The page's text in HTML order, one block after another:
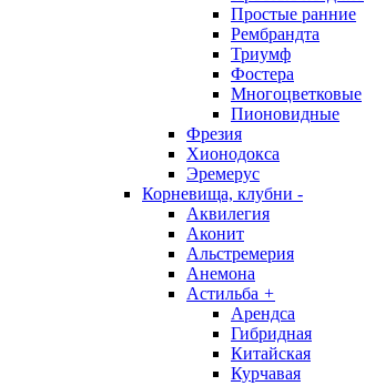
Простые ранние
Рембрандта
Триумф
Фостера
Многоцветковые
Пионовидные
Фрезия
Хионодокса
Эремерус
Корневища, клубни -
Аквилегия
Аконит
Альстремерия
Анемона
Астильба +
Арендса
Гибридная
Китайская
Курчавая